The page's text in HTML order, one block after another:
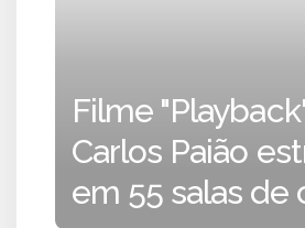
Filme
Carlos Paião
em 55 salas de